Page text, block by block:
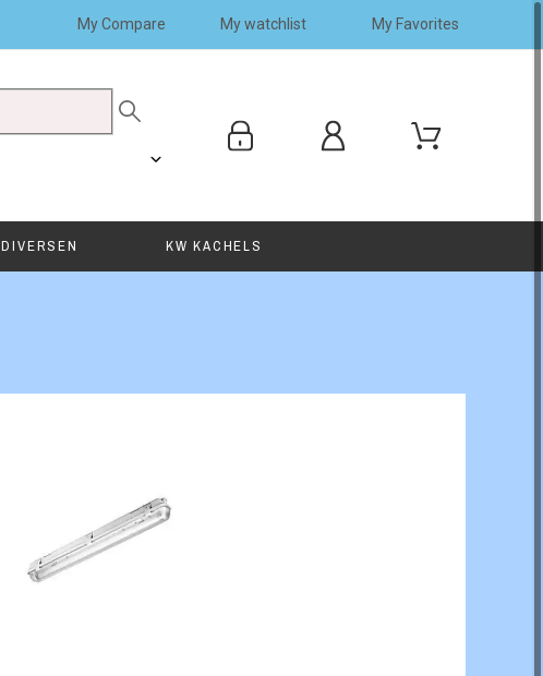
My Compare My watchlist My Favorites
DIVERSEN KW KACHELS